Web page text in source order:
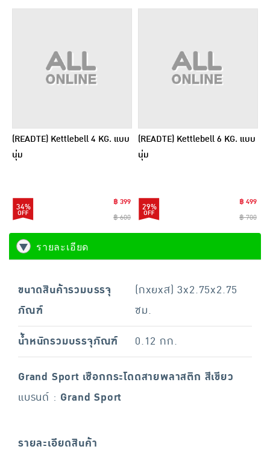
(READTE) Kettlebell 4 KG. แบบ
นุ่ม
34%
฿ 399
฿ 600
(READTE) Kettlebell 6 KG. แบบ
นุ่ม
29%
฿ 499
฿ 700
รายละเอียด
ขนาดสินค้ารวมบรรจุ
ภัณฑ์
(กxยxส) 3x2.75x2.75
ซม.
น้ำหนักรวมบรรจุภัณฑ์
0.12 กก.
Grand Sport เชือกกระโดดสายพลาสติก สีเขียว
แบรนด์ : Grand Sport
รายละเอียดสินค้า